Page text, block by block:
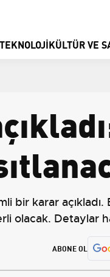
TEKNOLOJIKÜLTÜR VE
karar açıkladı.
olacak. Detaylar
ABONE OL